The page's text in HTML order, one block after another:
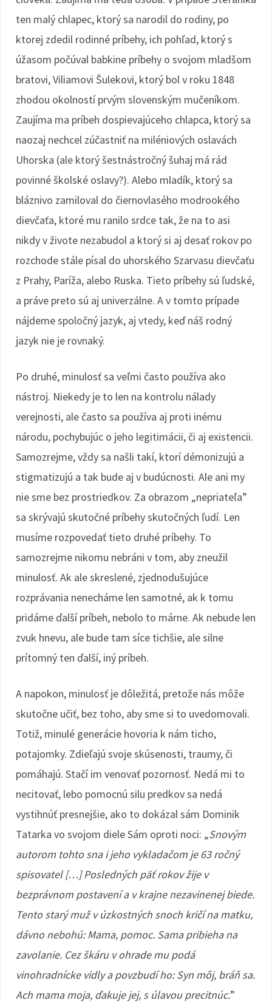
ten malý chlapec, ktorý sa narodil do rodiny, po
ktorej zdedil rodinné príbehy, ich pohľad, ktorý s
úžasom počúval babkine príbehy o svojom mladšom
bratovi, Viliamovi Šulekovi, ktorý bol v roku 1848
zhodou okolností prvým slovenským mučeníkom.
Zaujíma ma príbeh dospievajúceho chlapca, ktorý sa
naozaj nechcel zúčastniť na miléniových oslavách
Uhorska (ale ktorý šestnástročný šuhaj má rád
povinné školské oslavy?). Alebo mladík, ktorý sa
bláznivo zamiloval do čiernovlasého modrookého
dievčaťa, ktoré mu ranilo srdce tak, že na to asi
nikdy v živote nezabudol a ktorý si aj desať rokov po
rozchode stále písal do uhorského Szarvasu dievčaťu
z Prahy, Paríža, alebo Ruska. Tieto príbehy sú ľudské,
a práve preto sú aj univerzálne. A v tomto prípade
nájdeme spoločný jazyk, aj vtedy, keď náš rodný
jazyk nie je rovnaký.
Po druhé, minulosť sa veľmi často používa ako
nástroj. Niekedy je to len na kontrolu nálady
verejnosti, ale často sa používa aj proti inému
národu, pochybujúc o jeho legitimácii, či aj existencii.
Samozrejme, vždy sa našli takí, ktorí démonizujú a
stigmatizujú a tak bude aj v budúcnosti. Ale ani my
nie sme bez prostriedkov. Za obrazom „nepriateľa”
sa skrývajú skutočné príbehy skutočných ľudí. Len
musíme rozpovedať tieto druhé príbehy. To
samozrejme nikomu nebráni v tom, aby zneužil
minulosť. Ak ale skreslené, zjednodušujúce
rozprávania nenecháme len samotné, ak k tomu
pridáme ďalší príbeh, nebolo to márne. Ak nebude len
zvuk hnevu, ale bude tam síce tichšie, ale silne
prítomný ten ďalší, iný príbeh.
A napokon, minulosť je dôležitá, pretože nás môže
skutočne učiť, bez toho, aby sme si to uvedomovali.
Totiž, minulé generácie hovoria k nám ticho,
potajomky. Zdieľajú svoje skúsenosti, traumy, či
pomáhajú. Stačí im venovať pozornosť. Nedá mi to
necitovať, lebo pomocnú silu predkov sa nedá
vystihnúť presnejšie, ako to dokázal sám Dominik
Tatarka vo svojom diele Sám oproti noci: „Snovým
autorom tohto sna i jeho vykladačom je 63 ročný
spisovatel […] Posledných päť rokov žije v
bezprávnom postavení a v krajne nezavinenej biede.
Tento starý muž v úzkostných snoch kričí na matku,
dávno nebohú: Mama, pomoc. Sama pribieha na
zavolanie. Cez škáru v ohrade mu podá
vinohradnícke vidly a povzbudí ho: Syn môj, bráň sa.
Ach mama moja, ďakuje jej, s úlavou precitnúc.”